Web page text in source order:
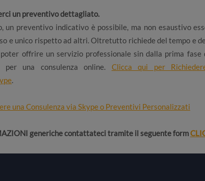
un preventivo dettagliato.
un preventivo indicativo è possibile, ma non esaustivo
e unico rispetto ad altri. Oltretutto richiede del tempo e
offrire un servizio professionale sin dalla prima fase
per una consulenza online. Clicca qui per
.
una Consulenza via Skype o Preventivi Personalizzati
generiche contattateci tramite il seguente form